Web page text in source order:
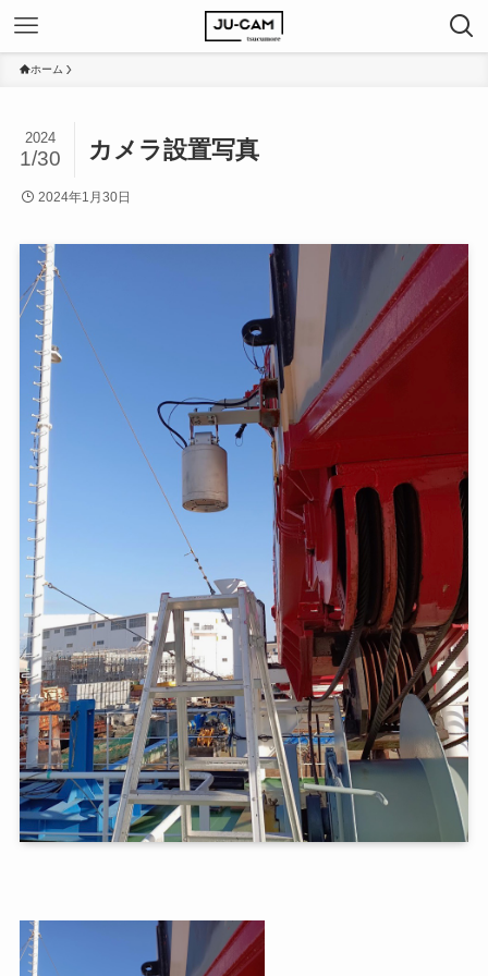
ホーム
カメラ設置写真
2024
1/30
2024年1月30日